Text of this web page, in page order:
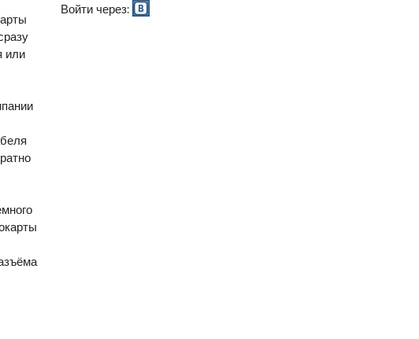
или
Войти через: